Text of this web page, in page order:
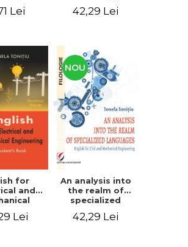
Lei
contrastivity and
reflective and
applicative
writing
42,29 Lei
for
and
book
Lei
NOU
An analysis into
the realm of
specialized
English for civil
42,29 Lei